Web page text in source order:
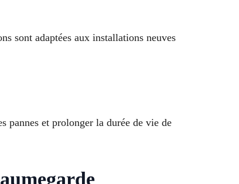
sont adaptées aux installations neuves
pannes et prolonger la durée de vie de